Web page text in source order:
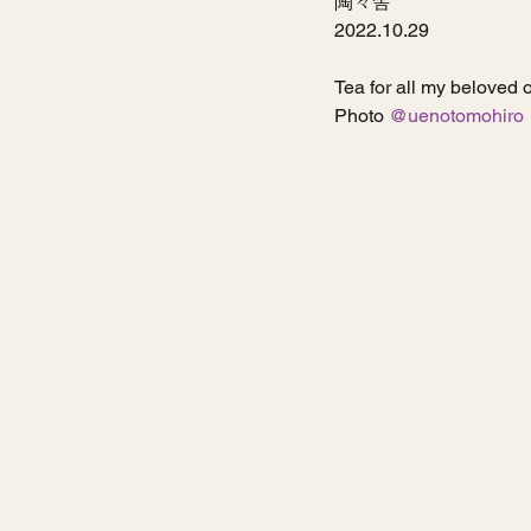
2022.10.29
Tea for all my beloved
Photo @uenotomohiro